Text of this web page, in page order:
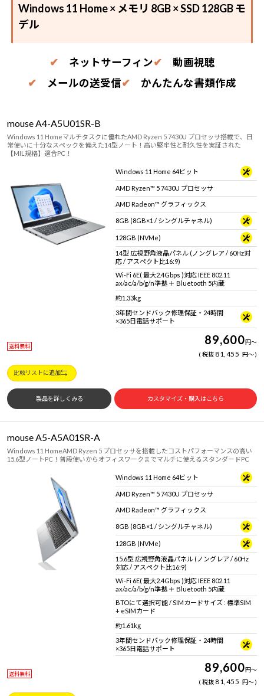
Windows 11 Home × メモリ 8GB × SSD 128GB モ
デル
✔ ネットサーフィン✔ 動画視聴
✔ メールの送受信✔ かんたんな書類作成
mouse A4-A5U01SR-B
Windows 11 Homeマルチタスクに優れたAMD Ryzen 5 7430U プロセッサ搭載で、日
常使いに十分なスペックを備えた14型ノート！高い堅牢性と耐久性を実証された
【MIL規格】適合PC！
Windows 11 Home 64ビット
AMD Ryzen™ 5 7430U プロセッサ
AMD Radeon™ グラフィックス
8GB (8GB×1 / シングルチャネル)
128GB (NVMe)
14型 広視野角液晶パネル (ノングレア / 60Hz対
応 / アスペクト比16:9)
Wi-Fi 6E( 最大2.4Gbps )対応 IEEE 802.11
ax/ac/a/b/g/n準拠 ＋ Bluetooth 5内蔵
約1.33kg
3年間センドバック修理保証・24時間
×365日電話サポート
送料無料 89,600円～
税抜81,455 円～
比較リストに追加
製品を詳しくみる カスタマイズ・購入はこちら
mouse A5-A5A01SR-A
Windows 11 HomeAMD Ryzen 5 プロセッサを搭載したコストパフォーマンスの高い
15.6型ノートPC！普段使いからオフィスワークまでマルチに使えるスタンダードPC
Windows 11 Home 64ビット
AMD Ryzen™ 5 7430U プロセッサ
AMD Radeon™ グラフィックス
8GB (8GB×1 / シングルチャネル)
128GB (NVMe)
15.6型 広視野角液晶パネル (ノングレア / 60Hz
対応 / アスペクト比16:9)
Wi-Fi 6E( 最大2.4Gbps )対応 IEEE 802.11
ax/ac/a/b/g/n準拠 ＋ Bluetooth 5内蔵
BTOにて選択可能 / SIMカードサイズ : 標準SIM
+ eSIMカード
約1.61kg
3年間センドバック修理保証・24時間
×365日電話サポート
送料無料 89,600円～
税抜81,455 円～